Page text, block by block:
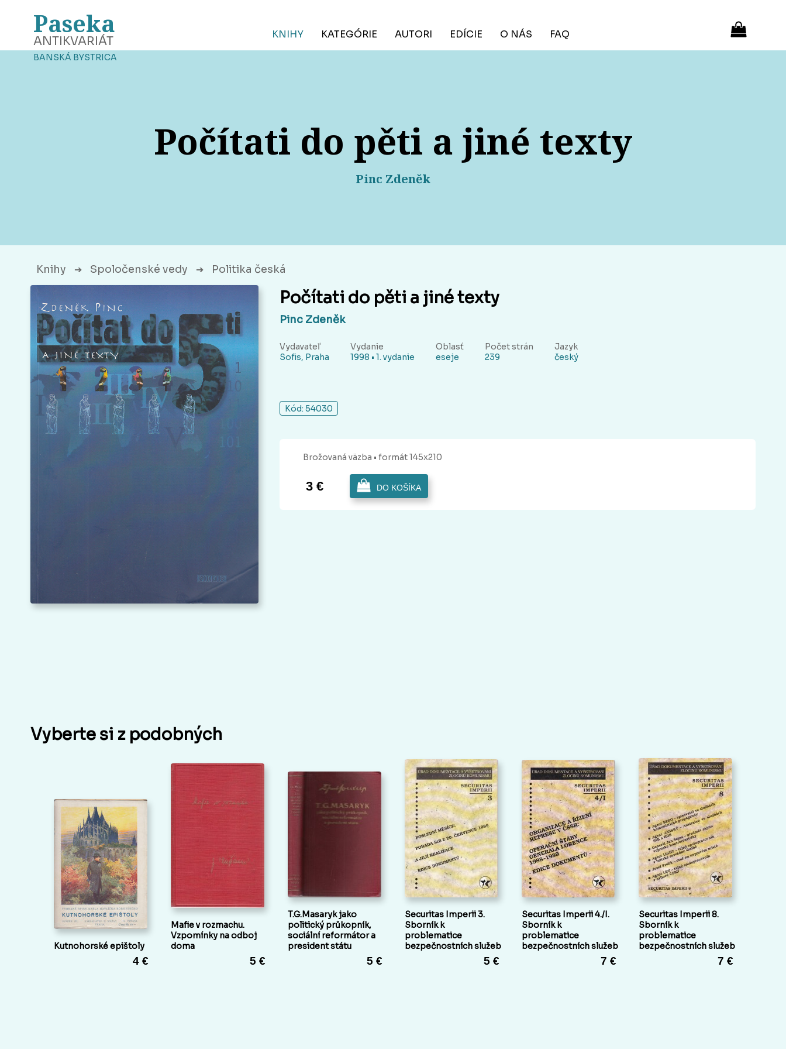
Paseka
ANTIKVARIÁT
BANSKÁ BYSTRICA
KNIHY KATEGÓRIE AUTORI EDÍCIE O NÁS FAQ
Počítati do pěti a jiné texty
Pinc Zdeněk
Knihy ➔ Spoločenské vedy ➔ Politika česká
Počítati do pěti a jiné texty
Pinc Zdeněk
Vydavateľ
Sofis, Praha
Vydanie
1998 • 1. vydanie
Oblasť
eseje
Počet strán
239
Jazyk
český
Kód: 54030
Brožovaná väzba • formát 145x210
3 € DO KOŠÍKA
Vyberte si z podobných
Kutnohorské epištoly
4 €
Mafie v rozmachu.
Vzpomínky na odboj
doma
5 €
T.G.Masaryk jako
politický průkopník,
sociální reformátor a
president státu
5 €
Securitas Imperii 3.
Sborník k
problematice
bezpečnostních služeb
5 €
Securitas Imperii 4./I.
Sborník k
problematice
bezpečnostních služeb
7 €
Securitas Imperii 8.
Sborník k
problematice
bezpečnostních služeb
7 €